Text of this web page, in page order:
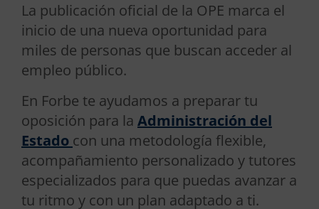
La publicación oficial de la OPE marca el
inicio de una nueva oportunidad para
miles de personas que buscan acceder al
empleo público.
En Forbe te ayudamos a preparar tu
oposición para la Administración del
Estado con una metodología flexible,
acompañamiento personalizado y tutores
especializados para que puedas avanzar a
tu ritmo y con un plan adaptado a ti.